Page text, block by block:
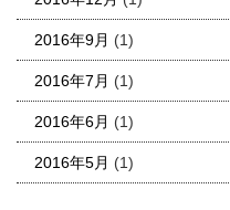
2016年9月 (1)
2016年7月 (1)
2016年6月 (1)
2016年5月 (1)